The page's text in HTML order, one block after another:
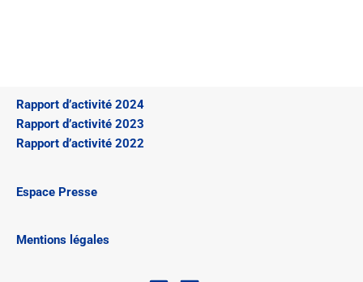
Rapport d’activité 2024
Rapport d’activité 2023
Rapport d’activité 2022
Espace Presse
Mentions légales